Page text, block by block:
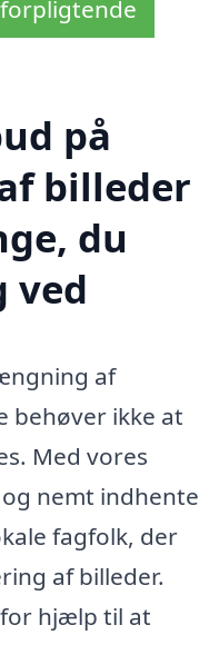
på
billeder
du
ved
af
behøver ikke at
Med vores
nemt indhente
fagfolk, der
af billeder.
hjælp til at